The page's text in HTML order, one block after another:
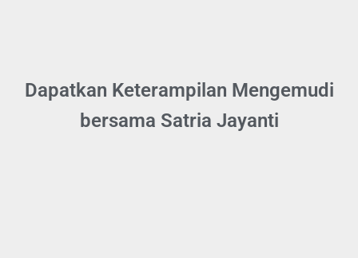
Dapatkan Keterampilan Mengemudi
bersama Satria Jayanti